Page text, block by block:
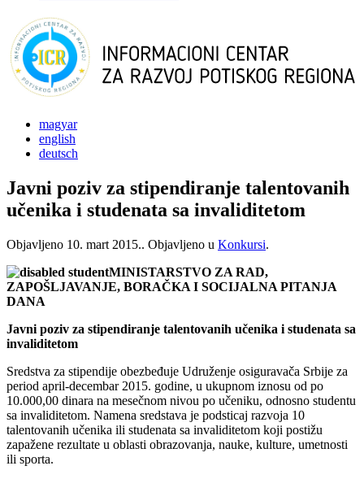
magyar
english
deutsch
Javni poziv za stipendiranje talentovanih
učenika i studenata sa invaliditetom
Objavljeno 10. mart 2015.. Objavljeno u Konkursi.
MINISTARSTVO ZA RAD,
ZAPOŠLJAVANJE, BORAČKA I SOCIJALNA PITANJA
DANA
Javni poziv za stipendiranje talentovanih učenika i studenata sa
invaliditetom
Sredstva za stipendije obezbeđuje Udruženje osiguravača Srbije za
period april-decembar 2015. godine, u ukupnom iznosu od po
10.000,00 dinara na mesečnom nivou po učeniku, odnosno studentu
sa invaliditetom. Namena sredstava je podsticaj razvoja 10
talentovanih učenika ili studenata sa invaliditetom koji postižu
zapažene rezultate u oblasti obrazovanja, nauke, kulture, umetnosti
ili sporta.